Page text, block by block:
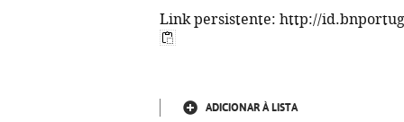
Link persistente: http://
ADICIONAR À LISTA